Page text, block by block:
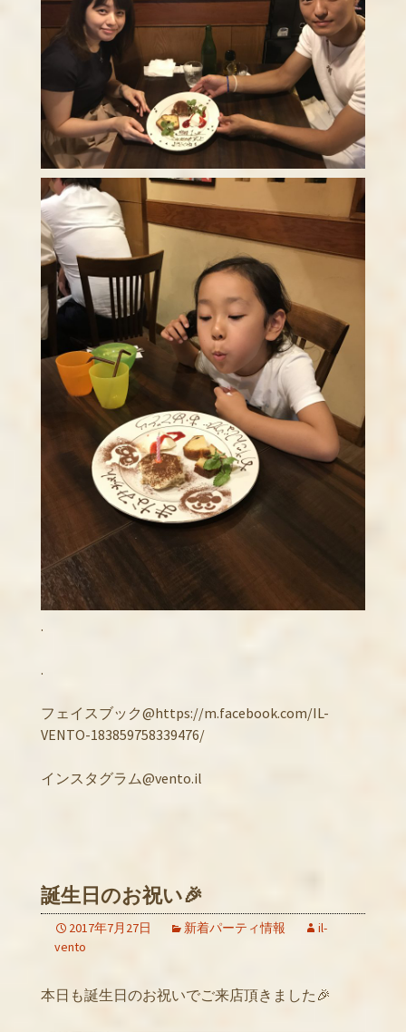
.
.
フェイスブック@https://m.facebook.com/IL-
VENTO-183859758339476/
インスタグラム@vento.il
誕生日のお祝い🎉
2017年7月27日 新着パーティ情報
il-
vento
本日も誕生日のお祝いでご来店頂きました🎉